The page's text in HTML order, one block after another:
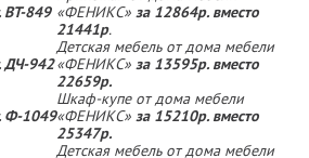
ВТ-849 «ФЕНИКС» за 12864р. вместо
21441р.
ДЧ-942
Детская мебель от дома мебели
«ФЕНИКС» за 13595р. вместо
22659р.
Ф-1049
Шкаф-купе от дома мебели
«ФЕНИКС» за 15210р. вместо
25347р.
Детская мебель от дома мебели